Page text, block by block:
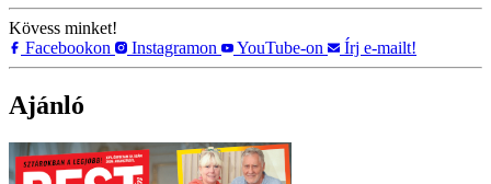
Kövess minket!
Facebookon
Instagramon YouTube-on Írj e-mailt!
Ajánló